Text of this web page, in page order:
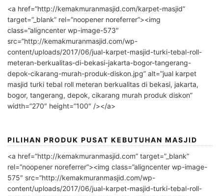
<a href=”http://kemakmuranmasjid.com/karpet-masjid”
target=”_blank” rel=”noopener noreferrer”><img
class=”aligncenter wp-image-573″
src=”http://kemakmuranmasjid.com/wp-
content/uploads/2017/06/jual-karpet-masjid-turki-tebal-roll-
meteran-berkualitas-di-bekasi-jakarta-bogor-tangerang-
depok-cikarang-murah-produk-diskon.jpg” alt=”jual karpet
masjid turki tebal roll meteran berkualitas di bekasi, jakarta,
bogor, tangerang, depok, cikarang murah produk diskon”
width=”270″ height=”100″ /></a>
PILIHAN PRODUK PUSAT KEBUTUHAN MASJID
<a href=”http://kemakmuranmasjid.com” target=”_blank”
rel=”noopener noreferrer”><img class=”aligncenter wp-image-
575″ src=”http://kemakmuranmasjid.com/wp-
content/uploads/2017/06/jual-karpet-masjid-turki-tebal-roll-